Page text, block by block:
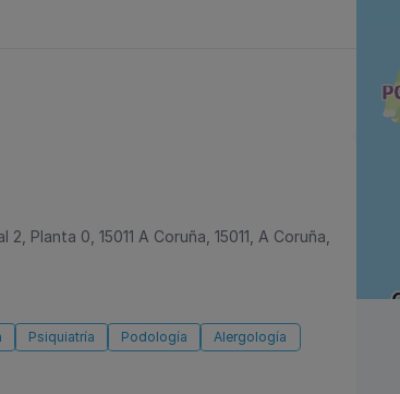
Planta 0, 15011 A Coruña, 15011, A Coruña,
Psiquiatría Podología
Alergología